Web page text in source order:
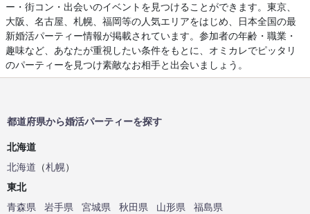
ー・街コン・出会いのイベントを見つけることができます。東京、
大阪、名古屋、札幌、福岡等の人気エリアをはじめ、日本全国の最
新婚活パーティー情報が掲載されています。参加者の年齢・職業・
趣味など、あなたが重視したい条件をもとに、オミカレでピッタリ
のパーティーを見つけ素敵なお相手と出会いましょう。
都道府県から婚活パーティーを探す
北海道
北海道 （札幌）
東北
青森県
岩手県 宮城県 秋田県 山形県
福島県